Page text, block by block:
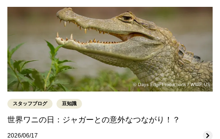
© Days Edge Productions / WWF-US
スタッフブログ 豆知識
世界ワニの日：ジャガーとの意外なつながり！？
2026/06/17